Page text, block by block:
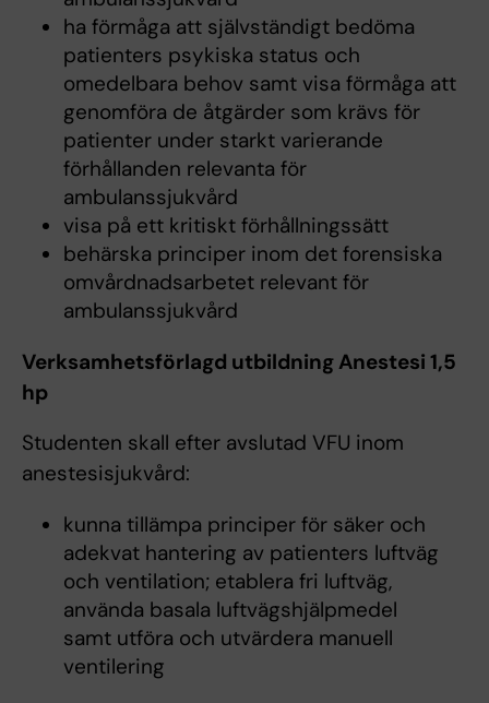
ha förmåga att självständigt bedöma
patienters psykiska status och
omedelbara behov samt visa förmåga att
genomföra de åtgärder som krävs för
patienter under starkt varierande
förhållanden relevanta för
ambulanssjukvård
visa på ett kritiskt förhållningssätt
behärska principer inom det forensiska
omvårdnadsarbetet relevant för
ambulanssjukvård
Verksamhetsförlagd utbildning Anestesi 1,5
hp
Studenten skall efter avslutad VFU inom
anestesisjukvård:
kunna tillämpa principer för säker och
adekvat hantering av patienters luftväg
och ventilation; etablera fri luftväg,
använda basala luftvägshjälpmedel
samt utföra och utvärdera manuell
ventilering